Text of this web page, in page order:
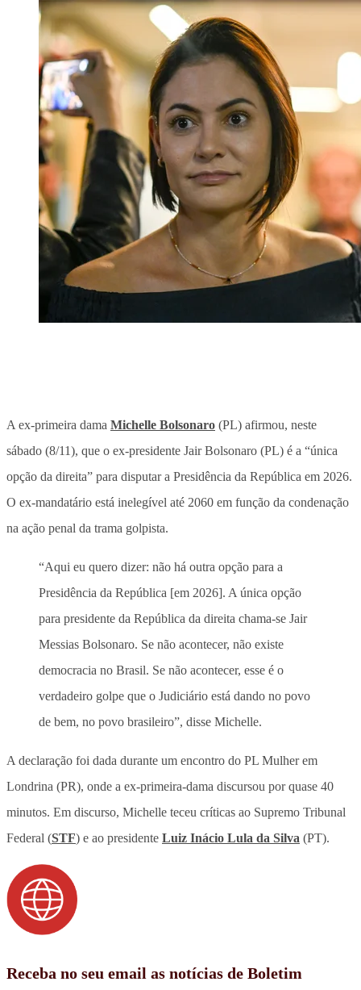
A ex-primeira dama Michelle Bolsonaro (PL) afirmou, neste
sábado (8/11), que o ex-presidente Jair Bolsonaro (PL) é a “única
opção da direita” para disputar a Presidência da República em 2026.
O ex-mandatário está inelegível até 2060 em função da condenação
na ação penal da trama golpista.
“Aqui eu quero dizer: não há outra opção para a
Presidência da República [em 2026]. A única opção
para presidente da República da direita chama-se Jair
Messias Bolsonaro. Se não acontecer, não existe
democracia no Brasil. Se não acontecer, esse é o
verdadeiro golpe que o Judiciário está dando no povo
de bem, no povo brasileiro”, disse Michelle.
A declaração foi dada durante um encontro do PL Mulher em
Londrina (PR), onde a ex-primeira-dama discursou por quase 40
minutos. Em discurso, Michelle teceu críticas ao Supremo Tribunal
Federal (STF) e ao presidente Luiz Inácio Lula da Silva (PT).
Receba no seu email as notícias de Boletim